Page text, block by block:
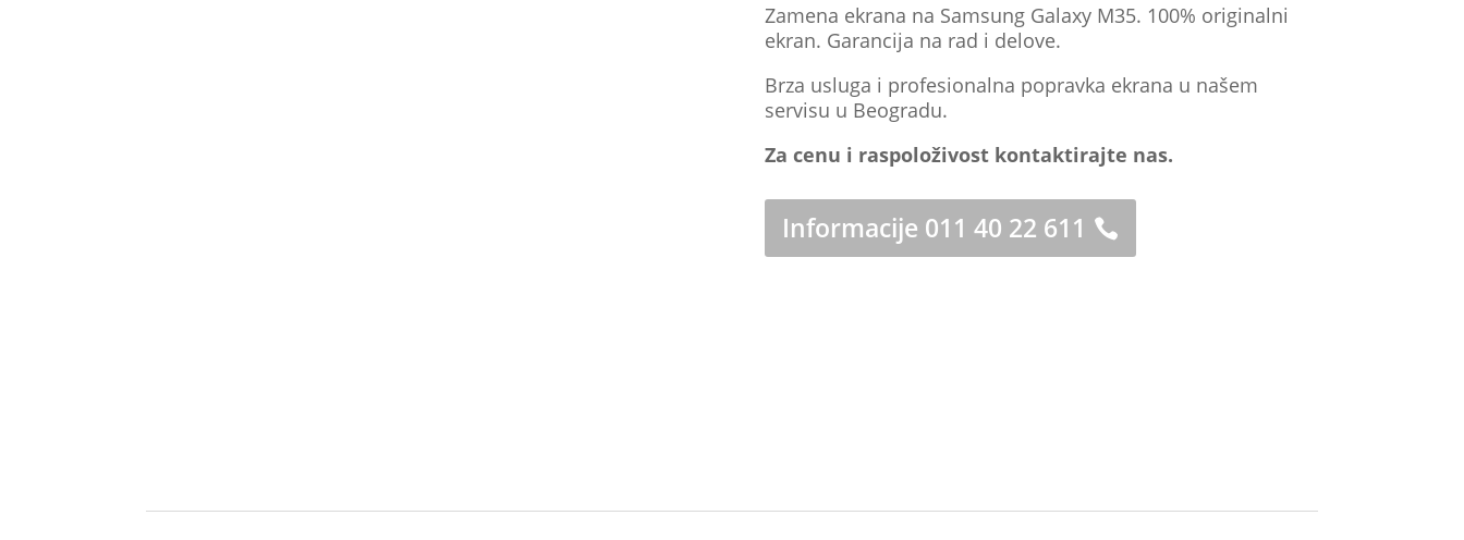
Zamena ekrana na Samsung Galaxy M35. 100% originalni
ekran. Garancija na rad i delove.
Brza usluga i profesionalna popravka ekrana u našem
servisu u Beogradu.
Za cenu i raspoloživost kontaktirajte nas.
Informacije 011 40 22 611